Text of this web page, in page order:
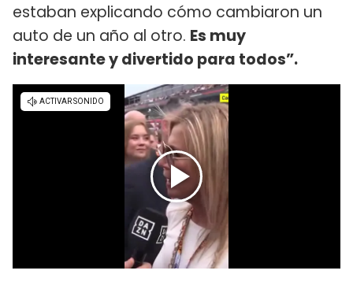
estaban explicando cómo cambiaron un
auto de un año al otro. Es muy
interesante y divertido para todos”.